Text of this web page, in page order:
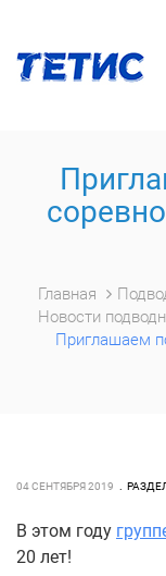
Главная
Новости
Приглашаем
04 СЕНТЯБРЯ 2019
В этом году
20 лет!